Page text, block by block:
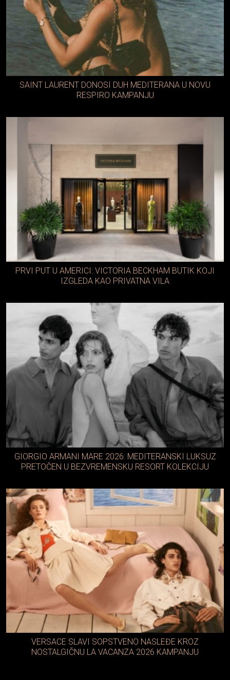
SAINT LAURENT DONOSI DUH MEDITERANA U NOVU
RESPIRO KAMPANJU
PRVI PUT U AMERICI: VICTORIA BECKHAM BUTIK KOJI
IZGLEDA KAO PRIVATNA VILA
GIORGIO ARMANI MARE 2026: MEDITERANSKI LUKSUZ
PRETOČEN U BEZVREMENSKU RESORT KOLEKCIJU
VERSACE SLAVI SOPSTVENO NASLEĐE KROZ
NOSTALGIČNU LA VACANZA 2026 KAMPANJU